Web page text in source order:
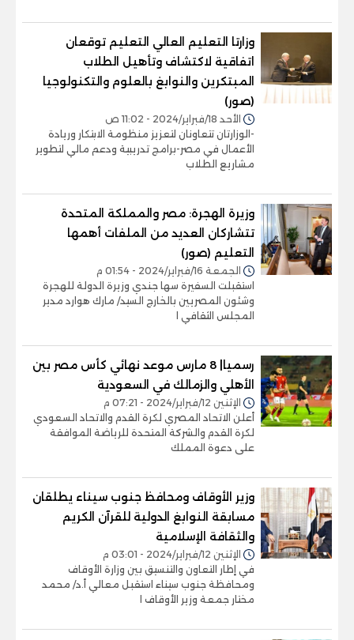
وزارتا التعليم العالي التعليم توقعان
اتفاقية لاكتشاف وتأهيل الطلاب
المبتكرين والنوابغ بالعلوم والتكنولوجيا
(صور)
الأحد 18/فبراير/2024 - 11:02 ص
-الوزارتان تتعاونان لتعزيز منظومة الابتكار وريادة
الأعمال في مصر-برامج تدريبية ودعم مالي لتطوير
مشاريع الطلاب
وزيرة الهجرة: مصر والمملكة المتحدة
تتشاركان العديد من الملفات أهمها
التعليم (صور)
الجمعة 16/فبراير/2024 - 01:54 م
استقبلت السفيرة سها جندي وزيرة الدولة للهجرة
وشئون المصريين بالخارج السيد/ مارك هوارد مدير
المجلس الثقافي ا
رسميا| 8 مارس موعد نهائي كأس مصر بين
الأهلي والزمالك في السعودية
الإثنين 12/فبراير/2024 - 07:21 م
أعلن الاتحاد المصري لكرة القدم والاتحاد السعودي
لكرة القدم والشركة المتحدة للرياضة الموافقة
على دعوة المملك
وزير الأوقاف ومحافظ جنوب سيناء يطلقان
مسابقة النوابغ الدولية للقرآن الكريم
والثقافة الإسلامية
الإثنين 12/فبراير/2024 - 03:01 م
في إطار التعاون والتنسيق بين وزارة الأوقاف
ومحافظة جنوب سيناء استقبل معالي أ.د/ محمد
مختار جمعة وزير الأوقاف ا